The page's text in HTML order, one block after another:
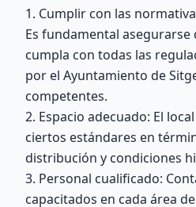
1. Cumplir con las
Es fundamental asegurarse
cumpla con todas las
por el Ayuntamiento de
competentes.
2. Espacio adecuado: El
ciertos estándares en
distribución y condiciones
3. Personal cualificado:
capacitados en cada área